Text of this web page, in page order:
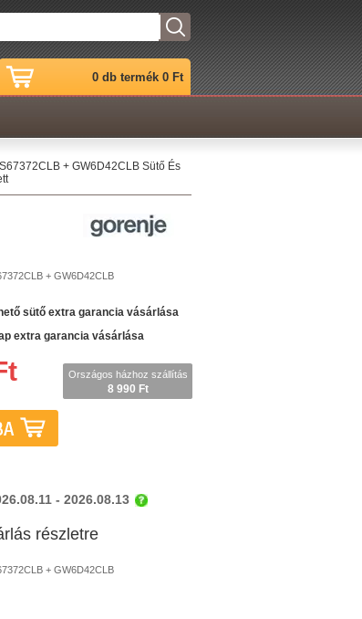
0 db termék 0 Ft
+ GW6D42CLB Sütő És
+ GW6D42CLB
sütő extra garancia vásárlása
extra garancia vásárlása
Országos házhoz szállítás
8 990 Ft
- 2026.08.13
részletre
+ GW6D42CLB